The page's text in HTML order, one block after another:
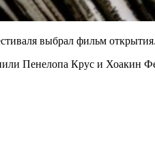
выбрал фильм
Пенелопа Крус и Хоакин